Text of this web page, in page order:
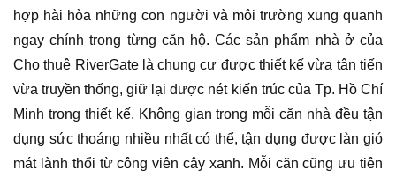
hợp hài hòa những con người và môi trường xung quanh
ngay chính trong từng căn hộ. Các sản phẩm nhà ở của
Cho thuê RiverGate là chung cư được thiết kế vừa tân tiến
vừa truyền thống, giữ lại được nét kiến trúc của Tp. Hồ Chí
Minh trong thiết kế. Không gian trong mỗi căn nhà đều tận
dụng sức thoáng nhiều nhất có thể, tận dụng được làn gió
mát lành thổi từ công viên cây xanh. Mỗi căn cũng ưu tiên